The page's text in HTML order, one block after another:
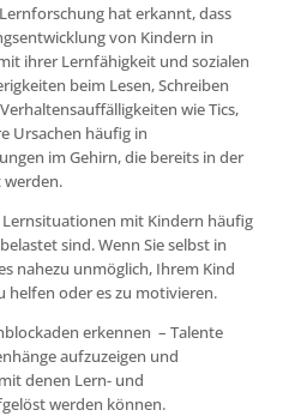
hat erkannt, dass
von Kindern in
ihrer Lernfähigkeit und sozialen
beim Lesen, Schreiben
wie Tics,
Ursachen häufig in
im Gehirn, die bereits in der
Lernsituationen mit Kindern häufig
sind. Wenn Sie selbst in
nahezu unmöglich, Ihrem Kind
helfen oder es zu motivieren.
erkennen – Talente
aufzuzeigen und
denen Lern- und
werden können.